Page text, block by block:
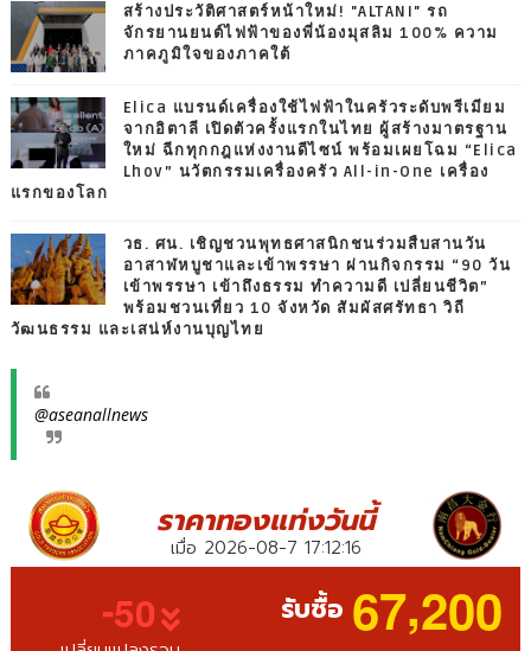
สร้างประวัติศาสตร์หน้าใหม่! "ALTANI" รถ
จักรยานยนต์ไฟฟ้าของพี่น้องมุสลิม 100% ความ
ภาคภูมิใจของภาคใต้
Elica แบรนด์เครื่องใช้ไฟฟ้าในครัวระดับพรีเมียม
จากอิตาลี เปิดตัวครั้งแรกในไทย ผู้สร้างมาตรฐาน
ใหม่ ฉีกทุกกฎแห่งงานดีไซน์ พร้อมเผยโฉม “Elica
Lhov” นวัตกรรมเครื่องครัว All-in-One เครื่อง
แรกของโลก
วธ. ศน. เชิญชวนพุทธศาสนิกชนร่วมสืบสานวัน
อาสาฬหบูชาและเข้าพรรษา ผ่านกิจกรรม “90 วัน
เข้าพรรษา เข้าถึงธรรม ทำความดี เปลี่ยนชีวิต”
พร้อมชวนเที่ยว 10 จังหวัด สัมผัสศรัทธา วิถี
วัฒนธรรม และเสน่ห์งานบุญไทย
@aseanallnews